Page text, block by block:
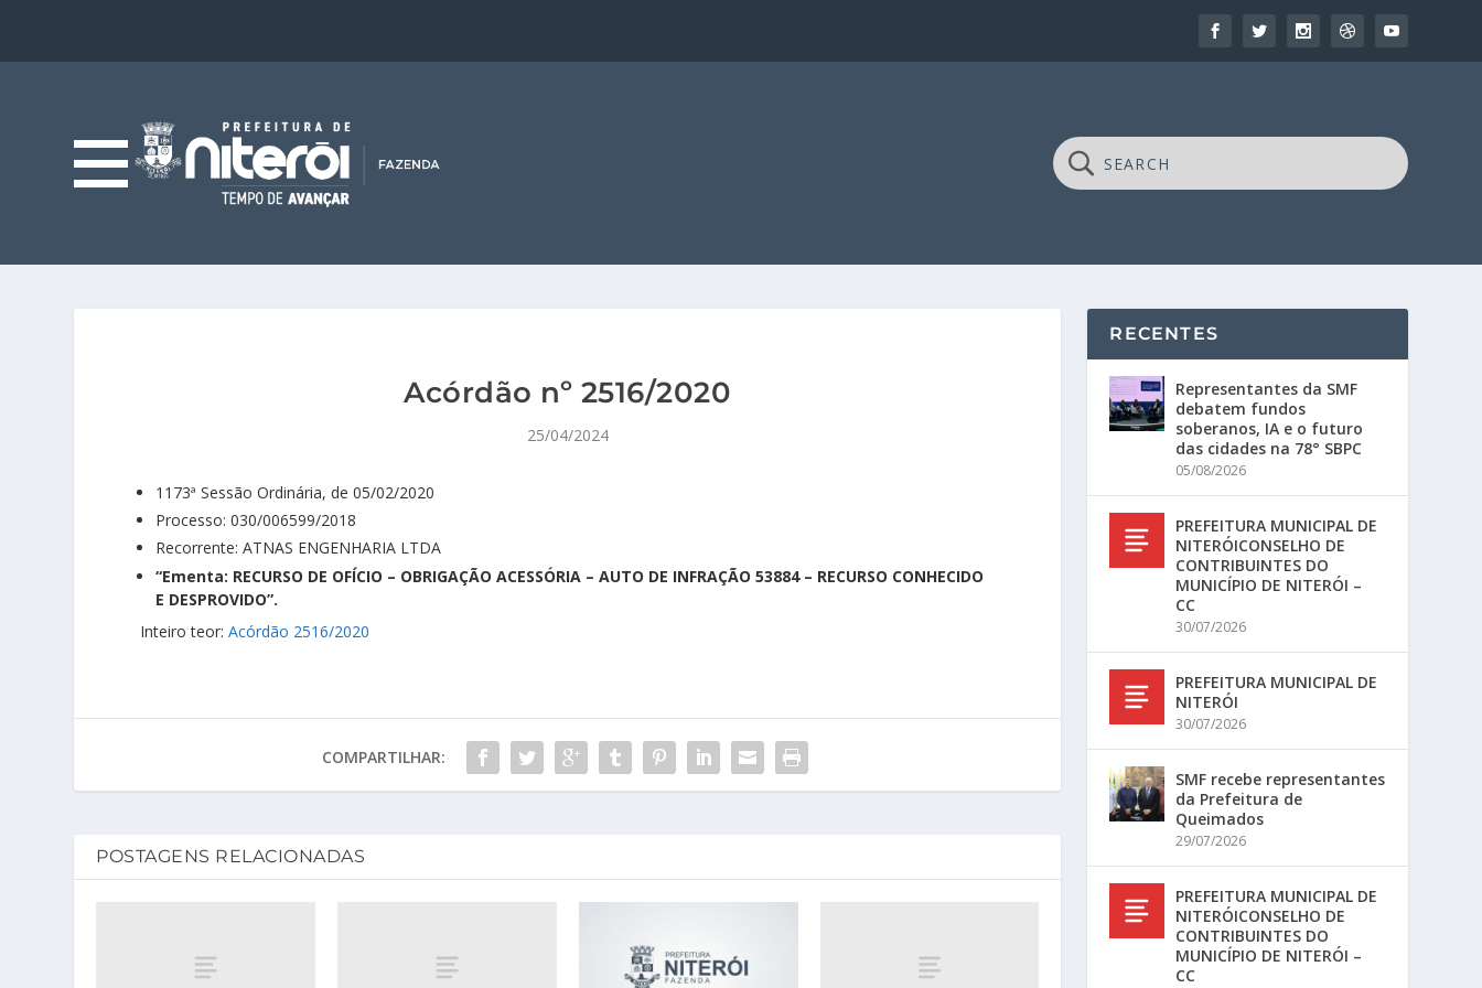
Acórdão nº 2516/2020
25/04/2024
1173ª Sessão Ordinária, de 05/02/2020
Processo: 030/006599/2018
Recorrente: ATNAS ENGENHARIA LTDA
“Ementa: RECURSO DE OFÍCIO – OBRIGAÇÃO ACESSÓRIA – AUTO DE INFRAÇÃO 53884 – RECURSO CONHECIDO
E DESPROVIDO”.
Inteiro teor:Acórdão 2516/2020
COMPARTILHAR:
POSTAGENS RELACIONADAS
RECENTES
Representantes da SMF
debatem fundos
soberanos, IA e o futuro
das cidades na 78° SBPC
05/08/2026
PREFEITURA MUNICIPAL DE
NITERÓICONSELHO DE
CONTRIBUINTES DO
MUNICÍPIO DE NITERÓI –
CC
30/07/2026
PREFEITURA MUNICIPAL DE
NITERÓI
30/07/2026
SMF recebe representantes
da Prefeitura de
Queimados
29/07/2026
PREFEITURA MUNICIPAL DE
NITERÓICONSELHO DE
CONTRIBUINTES DO
MUNICÍPIO DE NITERÓI –
CC